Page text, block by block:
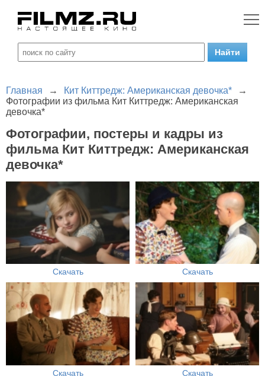
Главная → Кит Киттредж: Американская девочка*
→
Фотографии из фильма Кит Киттредж: Американская
девочка*
Фотографии, постеры и кадры из
фильма Кит Киттредж: Американская
девочка*
Скачать Скачать
Скачать Скачать